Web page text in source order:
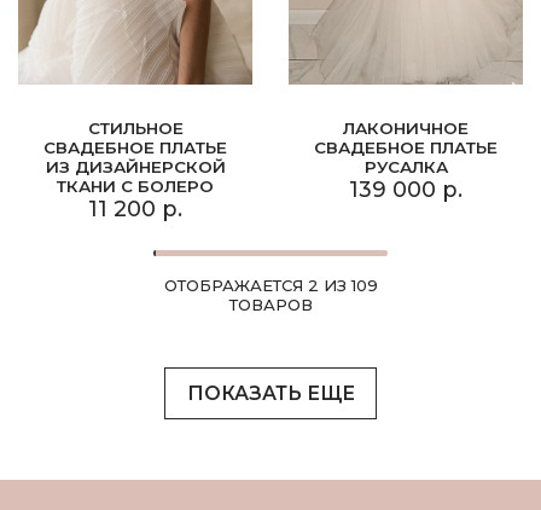
СТИЛЬНОЕ
СВАДЕБНОЕ ПЛАТЬЕ
ИЗ ДИЗАЙНЕРСКОЙ
ТКАНИ С БОЛЕРО
11 200 р.
ЛАКОНИЧНОЕ
СВАДЕБНОЕ ПЛАТЬЕ
РУСАЛКА
139 000 р.
ОТОБРАЖАЕТСЯ 2 ИЗ 109
ТОВАРОВ
ПОКАЗАТЬ ЕЩЕ